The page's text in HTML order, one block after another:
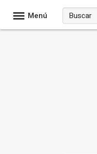
Menú